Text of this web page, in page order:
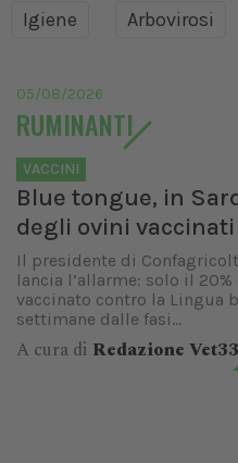
Igiene
Arbovirosi
05/08/2026
RUMINANTI
VACCINI
Blue tongue, in
degli ovini vaccinati
Il presidente di
lancia l’allarme: solo il
vaccinato contro la Lingua
settimane dalle fasi...
A cura di Redazione Vet33